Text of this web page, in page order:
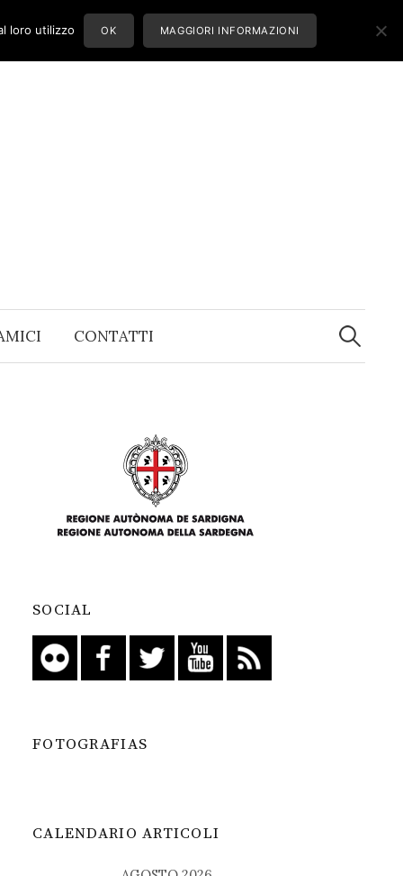
CONTATTI
Ricerca
per:
SOCIAL
FOTOGRAFIAS
CALENDARIO ARTICOLI
loro utilizzo OK MAGGIORI INFORMAZIONI